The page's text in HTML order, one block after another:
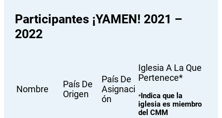
Participantes ¡YAMEN! 2021 –
2022
Nombre
País De
Origen
País De
Asignaci
Ón
Iglesia A La Que
Pertenece*
*Indica que la
iglesia es miembro
del CMM